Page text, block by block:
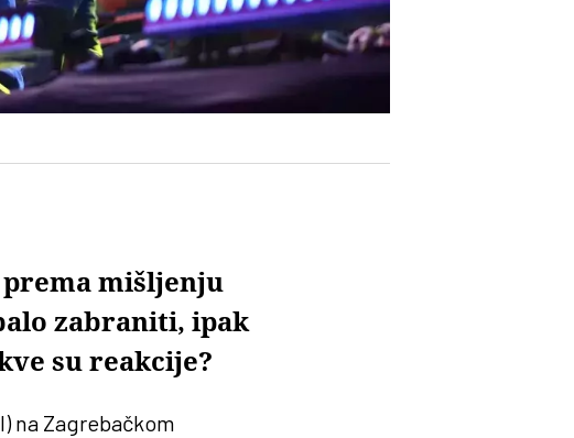
mišljenju
zabraniti, ipak
su reakcije?
na Zagrebačkom